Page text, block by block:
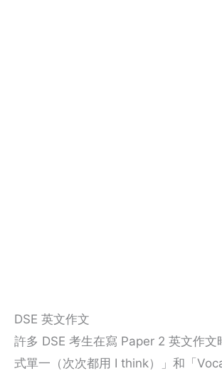
DSE 英文作文
許多 DSE 考生在寫 Paper 2 英文作文
式單一（次次都用 I think）」和「